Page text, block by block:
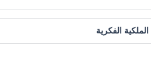
الفكرية